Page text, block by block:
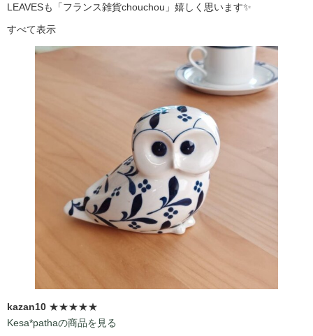
LEAVESも「フランス雑貨chouchou」嬉しく思います✨
すべて表示
kazan10 ★★★★★
Kesa*pathaの商品を見る